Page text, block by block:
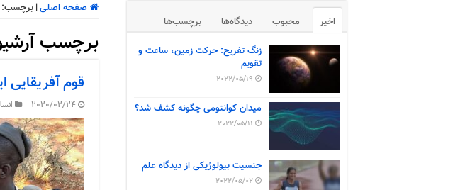
صفحه اصلی| برچسب:
برچسب
قوم
2020/02/24
اخیر محبوب دیدگاه‌ها برچسب‌ها
زنگ تفریح: حرکت زمین، ساعت و
تقویم
2022/05/19
میدان کوانتومی چگونه کشف شد؟
2022/05/11
جنسیت بیولوژیکی از دیدگاه علم
2022/05/02